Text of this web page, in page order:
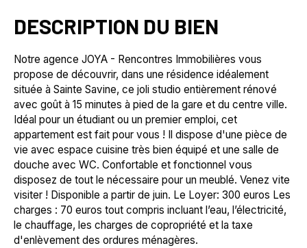
DESCRIPTION DU BIEN
Notre agence JOYA - Rencontres Immobilières vous
propose de découvrir, dans une résidence idéalement
située à Sainte Savine, ce joli studio entièrement rénové
avec goût à 15 minutes à pied de la gare et du centre ville.
Idéal pour un étudiant ou un premier emploi, cet
appartement est fait pour vous ! Il dispose d'une pièce de
vie avec espace cuisine très bien équipé et une salle de
douche avec WC. Confortable et fonctionnel vous
disposez de tout le nécessaire pour un meublé. Venez vite
visiter ! Disponible a partir de juin. Le Loyer: 300 euros Les
charges : 70 euros tout compris incluant l’eau, l’électricité,
le chauffage, les charges de copropriété et la taxe
d'enlèvement des ordures ménagères.